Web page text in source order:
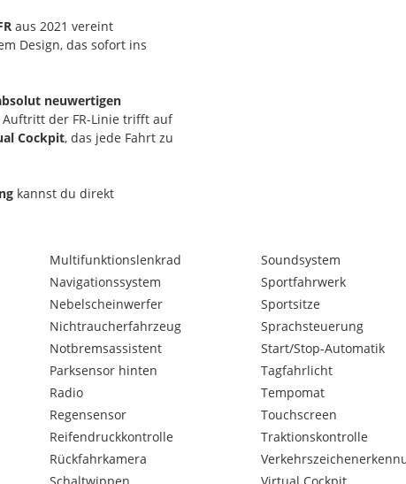
aus 2021 vereint
Design, das sofort ins
neuwertigen
der FR-Linie trifft auf
Cockpit, das jede Fahrt zu
kannst du direkt
Für alle, die Fahrspaß,
– mit oder ohne
alles im Vorhinein,
sodass Sie schon vor
Multifunktionslenkrad
Navigationssystem
Nebelscheinwerfer
Nichtraucherfahrzeug
Notbremsassistent
Parksensor hinten
Radio
Regensensor
Reifendruckkontrolle
Rückfahrkamera
Soundsystem
Sportfahrwerk
Sportsitze
Sprachsteuerung
Start/Stop-Automatik
Tagfahrlicht
Tempomat
Touchscreen
Traktionskontrolle